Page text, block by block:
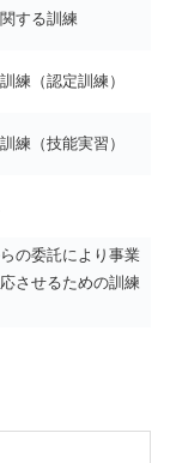
する訓練
練（認定訓練）
練（技能実習）
の委託により事業
させるための訓練